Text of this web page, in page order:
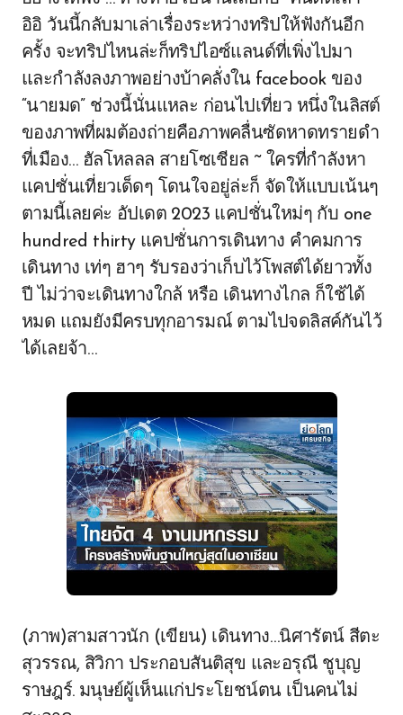
อิอิ วันนี้กลับมาเล่าเรื่องระหว่างทริปให้ฟังกันอีก
ครั้ง จะทริปไหนล่ะก็ทริปไอซ์แลนด์ที่เพิ่งไปมา
และกำลังลงภาพอย่างบ้าคลั่งใน facebook ของ
“นายมด” ช่วงนี้นั่นแหละ ก่อนไปเที่ยว หนึ่งในลิสต์
ของภาพที่ผมต้องถ่ายคือภาพคลื่นซัดหาดทรายดำ
ที่เมือง… ฮัลโหลลล สายโซเชียล ~ ใครที่กำลังหา
แคปชั่นเที่ยวเด็ดๆ โดนใจอยู่ล่ะก็ จัดให้แบบเน้นๆ
ตามนี้เลยค่ะ อัปเดต 2023 แคปชั่นใหม่ๆ กับ one
hundred thirty แคปชั่นการเดินทาง คำคมการ
เดินทาง เท่ๆ ฮาๆ รับรองว่าเก็บไว้โพสต์ได้ยาวทั้ง
ปี ไม่ว่าจะเดินทางใกล้ หรือ เดินทางไกล ก็ใช้ได้
หมด แถมยังมีครบทุกอารมณ์ ตามไปจดลิสค์กันไว้
ได้เลยจ้า…
(ภาพ)สามสาวนัก (เขียน) เดินทาง…นิศารัตน์ สีตะ
สุวรรณ, สิวิกา ประกอบสันติสุข และอรุณี ชูบุญ
ราษฎร์. มนุษย์ผู้เห็นแก่ประโยชน์ตน เป็นคนไม่